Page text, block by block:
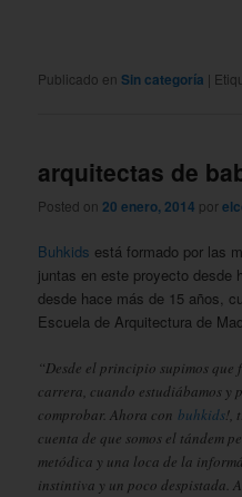
Publicado en Sin categoría |
arquitectas de
Posted on 20 enero, 2014 por
Buhkids está formado por las
juntas en este proyecto desde
desde hace más de 15 años,
Escuela de Arquitectura de
“Desde el principio supimos
carrera, cuando estudiábamos y
comprobar. Ahora conbuhkids!,
cuenta de que somos el tándem
metódica y una loca de la
instintiva y un poco despistada.